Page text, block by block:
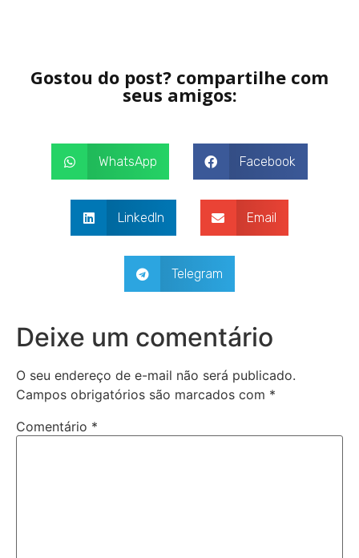
Gostou do post? compartilhe com
seus amigos:
WhatsApp Facebook
LinkedIn Email
Telegram
Deixe um comentário
O seu endereço de e-mail não será publicado.
Campos obrigatórios são marcados com *
Comentário *